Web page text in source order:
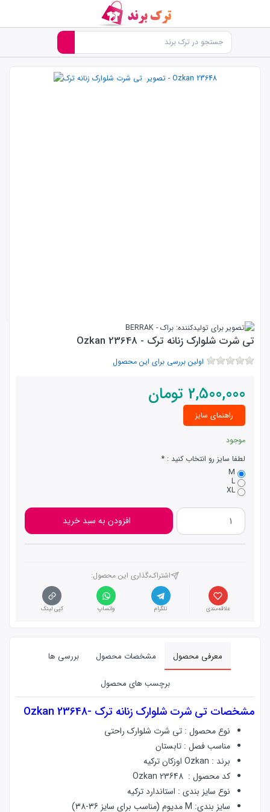
تی شرت شلوارک زنانه ترک - Ozkan 23648
اولین بررسی برای این محصول
2,500,000 تومان
راهنمای سایز
موجود
لطفا سایز رو انتخاب کنید :
M
L
XL
افزودن به سبد خرید
اشتراک،گذاری این محصول‌:
علاقه‌مندی تلگرام واتساپ کپی لینک
معرفی محصول مشخصات محصول بررسی ها
برچسب های محصول
مشخصات تی شرت شلوارک زنانه ترک -Ozkan 23648
نوع محصول : تی شرت شلوارک راحتی
مناسب فصل : تابستان
برند : Ozkan اوزکان ترکیه
کد محصول : Ozkan 23648
نوع سایز بندی : استاندارد ترکیه
سایز بندی: M مدیوم (مناسب برای سایز 36-38)